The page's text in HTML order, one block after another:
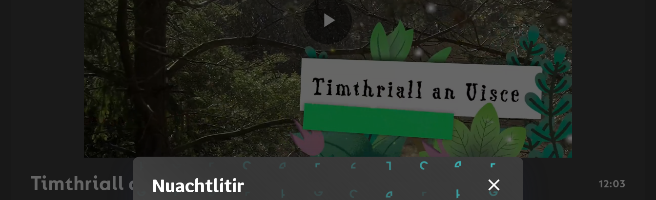
Play
Video
Timthriall an Uisce 12:03
Nuachtlitir